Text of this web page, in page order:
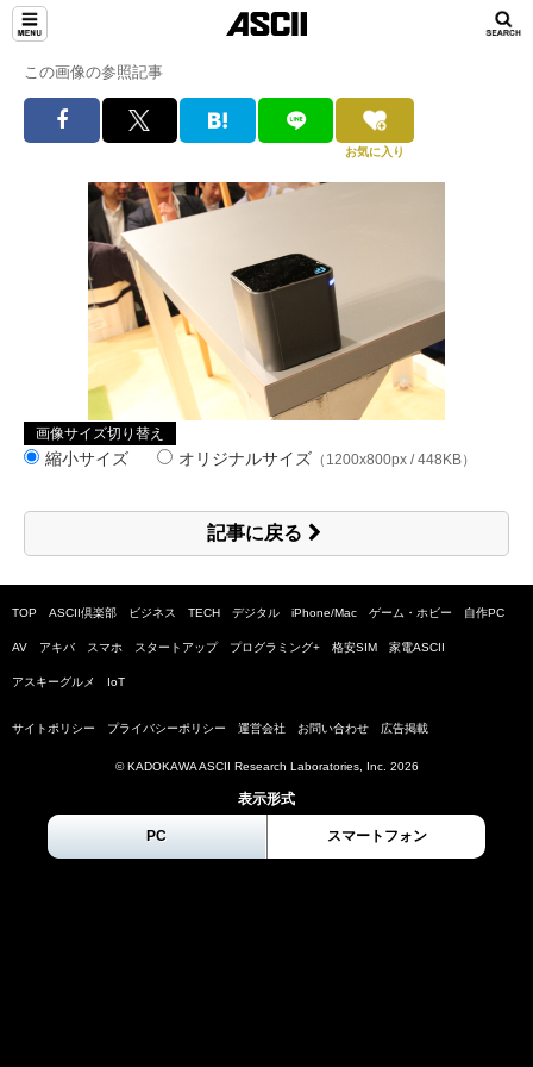
この画像の参照記事
お気に入り
画像サイズ切り替え
縮小サイズ オリジナルサイズ （1200x800px / 448KB）
記事に戻る
TOP ASCII倶楽部 ビジネス TECH デジタル iPhone/Mac ゲーム・ホビー 自作PC
AV アキバ スマホ スタートアップ プログラミング+ 格安SIM 家電ASCII
アスキーグルメ IoT
サイトポリシー プライバシーポリシー 運営会社 お問い合わせ 広告掲載
© KADOKAWA ASCII Research Laboratories, Inc. 2026
表示形式
PC スマートフォン